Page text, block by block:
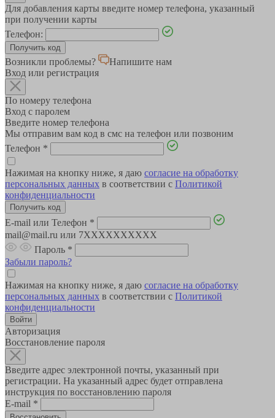
Для добавления карты введите номер телефона, указанный
при получении карты
Телефон:
Возникли проблемы?
Напишите нам
Вход или регистрация
По номеру телефона
Вход с паролем
Введите номер телефона
Мы отправим вам код в смс на телефон или позвоним
Телефон *
Нажимая на кнопку ниже, я даю согласие на обработку
персональных данных в соответствии с Политикой
конфиденциальности
E-mail или Телефон *
mail@mail.ru или 7XXXXXXXXXX
Пароль *
Забыли пароль?
Нажимая на кнопку ниже, я даю согласие на обработку
персональных данных в соответствии с Политикой
конфиденциальности
Авторизация
Восстановление пароля
Введите адрес электронной почты, указанный при
регистрации. На указанный адрес будет отправлена
инструкция по восстановлению пароля
E-mail *